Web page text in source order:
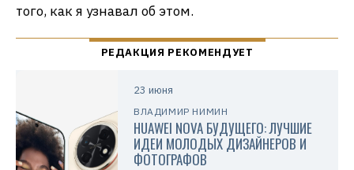
того, как я узнавал об этом.
23 июня
ВЛАДИМИР НИМИН
HUAWEI NOVA БУДУЩЕГО: ЛУЧШИЕ
ИДЕИ МОЛОДЫХ ДИЗАЙНЕРОВ И
ФОТОГРАФОВ